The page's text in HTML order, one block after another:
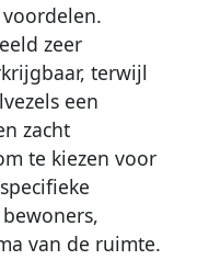
zeer
terwijl
een
zacht
te kiezen voor
van de ruimte.